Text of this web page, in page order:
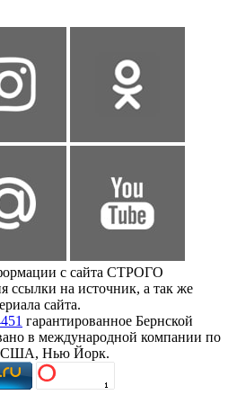
с сайта СТРОГО
на источник, а так же
сайта.
гарантированное Бернской
в международной компании по
в США, Нью Йорк.